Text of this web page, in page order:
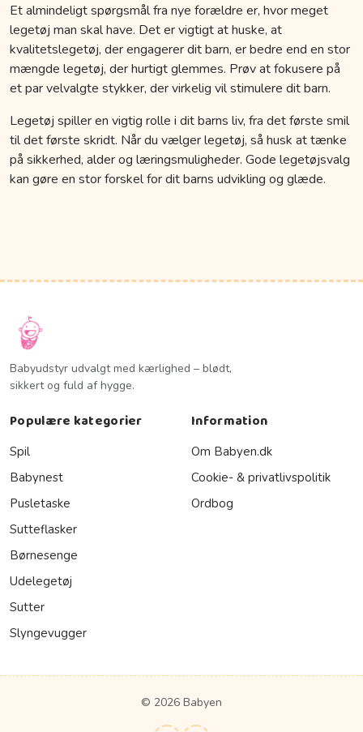
Et almindeligt spørgsmål fra nye forældre er, hvor meget
legetøj man skal have. Det er vigtigt at huske, at
kvalitetslegetøj, der engagerer dit barn, er bedre end en stor
mængde legetøj, der hurtigt glemmes. Prøv at fokusere på
et par velvalgte stykker, der virkelig vil stimulere dit barn.
Legetøj spiller en vigtig rolle i dit barns liv, fra det første smil
til det første skridt. Når du vælger legetøj, så husk at tænke
på sikkerhed, alder og læringsmuligheder. Gode legetøjsvalg
kan gøre en stor forskel for dit barns udvikling og glæde.
Babyudstyr udvalgt med kærlighed – blødt,
sikkert og fuld af hygge.
Populære kategorier
Spil
Babynest
Pusletaske
Sutteflasker
Børnesenge
Udelegetøj
Sutter
Slyngevugger
Information
Om Babyen.dk
Cookie- & privatlivspolitik
Ordbog
© 2026 Babyen